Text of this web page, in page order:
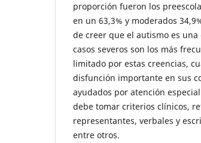
proporción fueron los
en un 63,3% y moderados
de creer que el autismo es
casos severos son los más
limitado por estas creencias,
disfunción importante en sus
ayudados por atención
debe tomar criterios clínicos,
representantes, verbales y
entre otros.